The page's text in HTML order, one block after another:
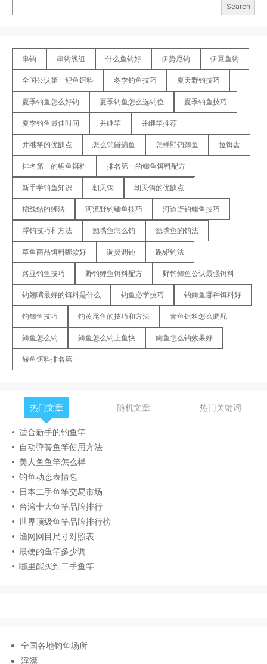
Search
串钩 串钩线组 什么鱼钩好 伊势尼钩 伊豆鱼钩
全国公认第一鲤鱼饵料 冬季钓鱼技巧 夏天野钓技巧
夏季钓鱼怎么好钓 夏季钓鱼怎么选钓位 夏季钓鱼技巧
夏季钓鱼最佳时间 并继竿 并继竿推荐
并继竿的优缺点 怎么钓鲢鳙鱼 怎样野钓鲫鱼 拉饵盘
排名第一的鲤鱼饵料 排名第一的鲫鱼饵料配方
新手学钓鱼知识 朝天钩 朝天钩的优缺点
棉线结的绑法 河流野钓鲫鱼技巧 河道野钓鲫鱼技巧
浮钓技巧和方法 翘嘴鱼怎么钓 翘嘴鱼的钓法
草鱼商品饵料哪款好 调灵调钝 跑铅钓法
路亚钓鱼技巧 野钓鲤鱼饵料配方 野钓鲫鱼公认最强饵料
钓翘嘴最好的饵料是什么 钓鱼必学技巧 钓鲫鱼哪种饵料好
钓鲫鱼技巧 钓黄尾鱼的技巧和方法 青鱼饵料怎么调配
鲫鱼怎么钓 鲫鱼怎么钓上鱼快 鲫鱼怎么钓效果好
鲮鱼饵料排名第一
热门文章 随机文章 热门关键词
适合新手的钓鱼竿
自动弹簧鱼竿使用方法
美人鱼鱼竿怎么样
钓鱼动态表情包
日本二手鱼竿交易市场
台湾十大鱼竿品牌排行
世界顶级鱼竿品牌排行榜
渔网网目尺寸对照表
最硬的鱼竿多少调
哪里能买到二手鱼竿
全国各地钓鱼场所
浮漂